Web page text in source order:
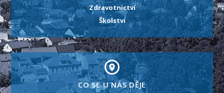
Zdravotnictví
Školství
CO SE U NÁS DĚJE